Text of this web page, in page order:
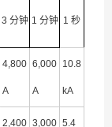
3 分钟 1 分钟 1 秒
4,800
A
6,000
A
10.8
kA
2,400 3,000 5.4